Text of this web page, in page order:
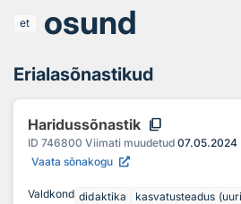
et osund
Erialasõnastikud
Haridussõnastik content_copy
ID 746800 Viimati muudetud 07.05.2024
Vaata sõnakogu
Valdkond didaktika
kasvatusteadus